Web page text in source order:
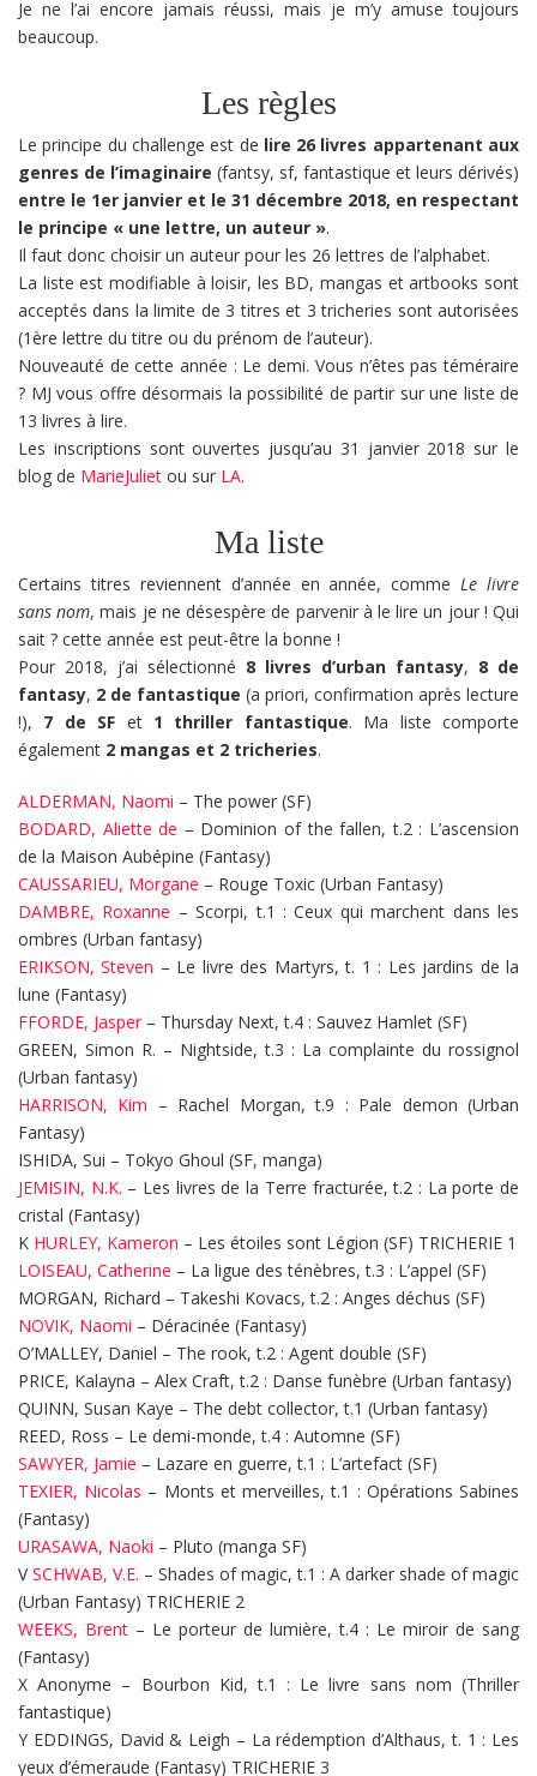
Je ne l’ai encore jamais réussi, mais je m’y amuse toujours
beaucoup.
Les règles
Le principe du challenge est de lire 26 livres appartenant aux
genres de l’imaginaire (fantsy, sf, fantastique et leurs dérivés)
entre le 1er janvier et le 31 décembre 2018, en respectant
le principe « une lettre, un auteur ».
Il faut donc choisir un auteur pour les 26 lettres de l’alphabet.
La liste est modifiable à loisir, les BD, mangas et artbooks sont
acceptés dans la limite de 3 titres et 3 tricheries sont autorisées
(1ère lettre du titre ou du prénom de l’auteur).
Nouveauté de cette année : Le demi. Vous n’êtes pas téméraire
? MJ vous offre désormais la possibilité de partir sur une liste de
13 livres à lire.
Les inscriptions sont ouvertes jusqu’au 31 janvier 2018 sur le
blog de MarieJuliet ou sur LA.
Ma liste
Certains titres reviennent d’année en année, commeLe livre
sans nom, mais je ne désespère de parvenir à le lire un jour ! Qui
sait ? cette année est peut-être la bonne !
Pour 2018, j’ai sélectionné 8 livres d’urban fantasy, 8 de
fantasy, 2 de fantastique (a priori, confirmation après lecture
!), 7 de SF et 1 thriller fantastique. Ma liste comporte
également 2 mangas et 2 tricheries.
ALDERMAN, Naomi – The power (SF)
BODARD, Aliette de – Dominion of the fallen, t.2 : L’ascension
de la Maison Aubépine (Fantasy)
CAUSSARIEU, Morgane – Rouge Toxic (Urban Fantasy)
DAMBRE, Roxanne – Scorpi, t.1 : Ceux qui marchent dans les
ombres (Urban fantasy)
ERIKSON, Steven – Le livre des Martyrs, t. 1 : Les jardins de la
lune (Fantasy)
FFORDE, Jasper – Thursday Next, t.4 : Sauvez Hamlet (SF)
GREEN, Simon R. – Nightside, t.3 : La complainte du rossignol
(Urban fantasy)
HARRISON, Kim – Rachel Morgan, t.9 : Pale demon (Urban
Fantasy)
ISHIDA, Sui – Tokyo Ghoul (SF, manga)
JEMISIN, N.K. – Les livres de la Terre fracturée, t.2 : La porte de
cristal (Fantasy)
K HURLEY, Kameron – Les étoiles sont Légion (SF) TRICHERIE 1
LOISEAU, Catherine – La ligue des ténèbres, t.3 : L’appel (SF)
MORGAN, Richard – Takeshi Kovacs, t.2 : Anges déchus (SF)
NOVIK, Naomi – Déracinée (Fantasy)
O’MALLEY, Daniel – The rook, t.2 : Agent double (SF)
PRICE, Kalayna – Alex Craft, t.2 : Danse funèbre (Urban fantasy)
QUINN, Susan Kaye – The debt collector, t.1 (Urban fantasy)
REED, Ross – Le demi-monde, t.4 : Automne (SF)
SAWYER, Jamie – Lazare en guerre, t.1 : L’artefact (SF)
TEXIER, Nicolas – Monts et merveilles, t.1 : Opérations Sabines
(Fantasy)
URASAWA, Naoki – Pluto (manga SF)
VSCHWAB, V.E. – Shades of magic, t.1 : A darker shade of magic
(Urban Fantasy) TRICHERIE 2
WEEKS, Brent – Le porteur de lumière, t.4 : Le miroir de sang
(Fantasy)
X Anonyme – Bourbon Kid, t.1 : Le livre sans nom (Thriller
fantastique)
Y EDDINGS, David & Leigh – La rédemption d’Althaus, t. 1 : Les
yeux d’émeraude (Fantasy) TRICHERIE 3